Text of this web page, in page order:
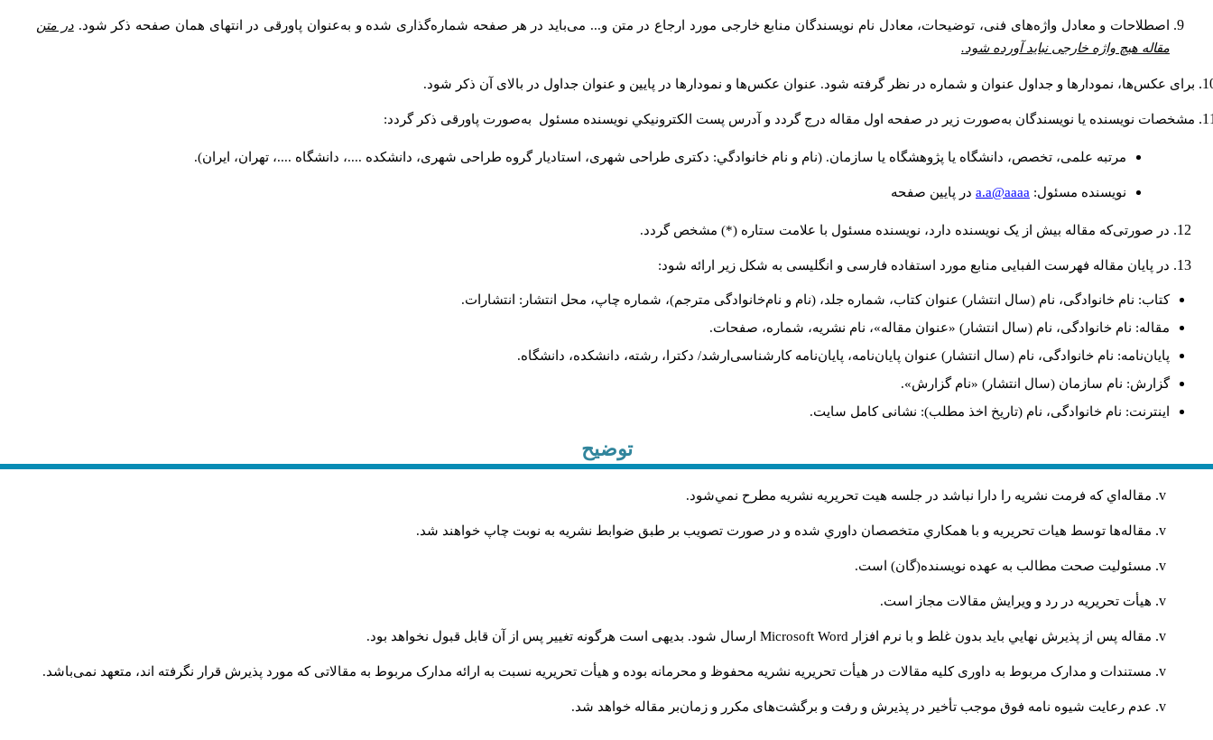
اصطلاحات و معادل واژه‌های فنی، توضیحات، معادل نام نویسندگان منابع خارجی مورد ارجاع در متن و... می‌باید در هر صفحه شماره‌گذاری شده و به‌عنوان پاورقی در انتهای همان صفحه ذکر شود. در متن
مقاله هیچ واژه خارجی نباید آورده شود.
برای عکس‌ها، نمودارها و جداول عنوان و شماره در نظر گرفته شود. عنوان عکس‌ها و نمودارها در پایین و عنوان جداول در بالای آن ذکر شود.
مشخصات نویسنده یا نویسندگان به‌صورت زیر در صفحه اول مقاله درج گردد و آدرس پست الكترونيكي نويسنده مسئول به‌صورت پاورقی ذکر گردد:
مرتبه علمی، تخصص، دانشگاه یا پژوهشگاه یا سازمان. (نام و نام خانوادگي: دکتری طراحی شهری، استادیار گروه طراحی شهری، دانشکده ....، دانشگاه ....، تهران، ایران).
نويسنده مسئول: a.a@aaaa در پايين صفحه
در صورتی‌که مقاله بیش از یک نویسنده دارد، نویسنده مسئول با علامت ستاره (*) مشخص گردد.
در پایان مقاله فهرست الفبایی منابع مورد استفاده فارسی و انگلیسی به شکل زیر ارائه شود:
کتاب: نام خانوادگی، نام (سال انتشار) عنوان کتاب، شماره جلد، (نام و نام‌خانوادگی مترجم)، شماره چاپ، محل انتشار: انتشارات.
مقاله: نام خانوادگی، نام (سال انتشار) «عنوان مقاله»، نام نشریه، شماره، صفحات.
پایان‌نامه: نام خانوادگی، نام (سال انتشار) عنوان پایان‌نامه، پایان‌نامه کارشناسی‌ارشد/ دکترا، رشته، دانشکده، دانشگاه.
گزارش: نام سازمان (سال انتشار) «نام گزارش».
اینترنت: نام خانوادگی، نام (تاریخ اخذ مطلب): نشانی کامل سایت.
توضیح
مقاله‌اي كه فرمت نشريه را دارا نباشد در جلسه هيت تحريريه نشريه مطرح نمي‌شود.
مقاله‌ها توسط هیات تحريريه و با همکاري متخصصان داوري شده و در صورت تصويب بر طبق ضوابط نشريه به نوبت چاپ خواهند شد.
مسئوليت صحت مطالب به عهده نويسنده(گان) است.
هيأت تحريريه در رد و ويرايش مقالات مجاز است.
مقاله پس از پذيرش نهايي باید بدون غلط و با نرم افزار Microsoft Word ارسال شود. بدیهی است هرگونه تغییر پس از آن قابل قبول نخواهد بود.
مستندات و مدارک مربوط به داوری کلیه مقالات در هیأت تحریریه نشریه محفوظ و محرمانه بوده و هیأت تحریریه نسبت به ارائه مدارک مربوط به مقالاتی که مورد پذیرش قرار نگرفته اند، متعهد نمی‌باشد.
عدم رعایت شیوه نامه فوق موجب تأخیر در پذیرش و رفت و برگشت‌‌های مکرر و زمان‌بر مقاله خواهد شد.